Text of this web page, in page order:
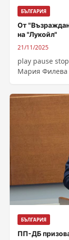
БЪЛГАРИЯ
От
на "Лукойл"
21/11/2025
play pause
Мария Филева
БЪЛГАРИЯ
ПП-ДБ